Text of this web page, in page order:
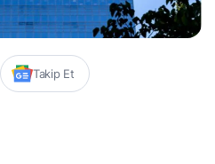
Takip Et